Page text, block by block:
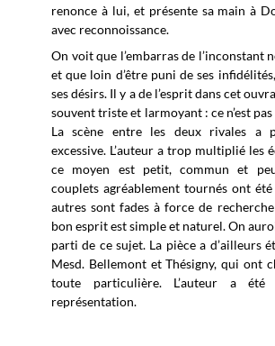
renonce à lui, et présente sa main à
avec reconnoissance.
On voit que l’embarras de l’inconstant
et que loin d’être puni de ses
ses désirs. Il y a de l’esprit dans cet
souvent triste et larmoyant : ce n’est
La scène entre les deux rivales a
excessive. L’auteur a trop multiplié les
ce moyen est petit, commun et
couplets agréablement tournés ont
autres sont fades à force de
bon esprit est simple et naturel. On
parti de ce sujet. La pièce a d’ailleurs
Mesd. Bellemont et Thésigny, qui ont
toute particulière. L’auteur a été
représentation.